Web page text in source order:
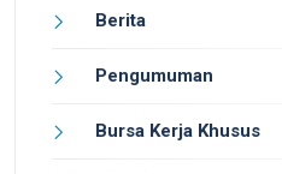
Berita
Pengumuman
Bursa Kerja Khusus